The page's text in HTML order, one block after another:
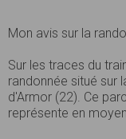
Mon avis sur la
Sur les traces du
randonnée situé sur
d'Armor (22). Ce
représente en